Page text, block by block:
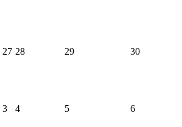
27 28 29 30
3 4 5 6